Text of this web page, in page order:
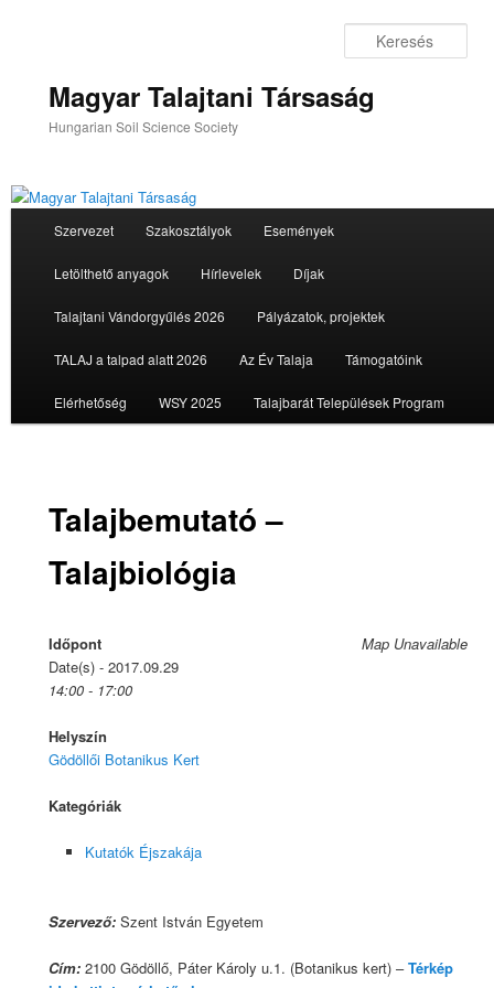
Magyar Talajtani Társaság
Hungarian Soil Science Society
Szervezet Szakosztályok Események
Letölthető anyagok Hírlevelek Díjak
Talajtani Vándorgyűlés 2026 Pályázatok, projektek
TALAJ a talpad alatt 2026 Az Év Talaja Támogatóink
Elérhetőség WSY 2025 Talajbarát Települések Program
Talajbemutató –
Talajbiológia
Map Unavailable
Időpont
Date(s) - 2017.09.29
14:00 - 17:00
Helyszín
Gödöllői Botanikus Kert
Kategóriák
Kutatók Éjszakája
Szervező: Szent István Egyetem
Cím: 2100 Gödöllő, Páter Károly u.1. (Botanikus kert) –Térkép